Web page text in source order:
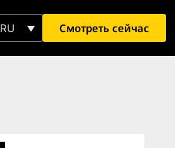
RU Смотреть сейчас